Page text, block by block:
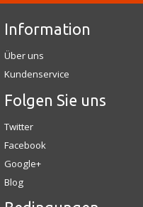
Information
Über uns
Kundenservice
Folgen Sie uns
Twitter
Facebook
Google+
Blog